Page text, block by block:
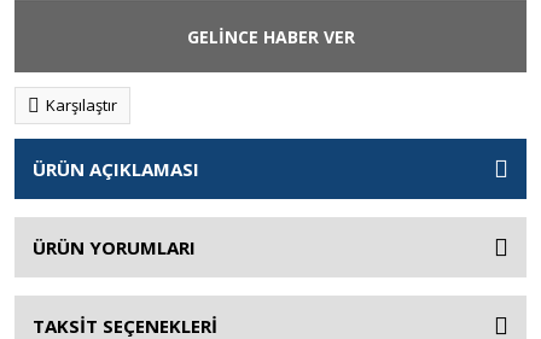
GELİNCE HABER VER
Karşılaştır
ÜRÜN AÇIKLAMASI
ÜRÜN YORUMLARI
TAKSİT SEÇENEKLERİ